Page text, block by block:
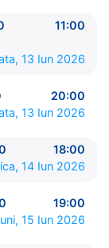
10:00 -
11:00
13 Iun 2026
20:00
13 Iun 2026
18:00
14 Iun 2026
19:00
15 Iun 2026